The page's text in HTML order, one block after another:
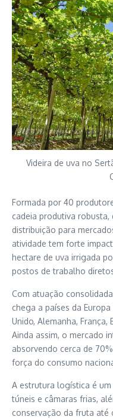
Videira de uva no
Formada por 40
cadeia produtiva
distribuição para
atividade tem forte
hectare de uva irrigada
postos de trabalho
Com atuação
chega a países da
Unido, Alemanha, França,
Ainda assim, o mercado
absorvendo cerca de
força do consumo
A estrutura logística é
túneis e câmaras frias,
conservação da fruta até